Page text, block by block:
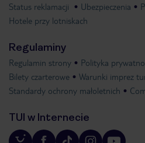
Status reklamacji
Ubezpieczenia
Hotele przy lotniskach
Regulaminy
Regulamin strony Polityka
Bilety czarterowe
Warunki imprez
Standardy ochrony małoletnich
TUI w Internecie